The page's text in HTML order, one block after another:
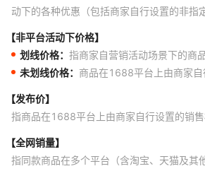
动下的各种优惠（包括商家自行设置的非指
【非平台活动下价格】
划线价格： 指商家自营销活动场景下的商
未划线价格： 商品在1688平台上由商家自
【发布价】
指商品在1688平台上由商家自行设置的销
【全网销量】
指同款商品在多个平台（含淘宝、天猫及其